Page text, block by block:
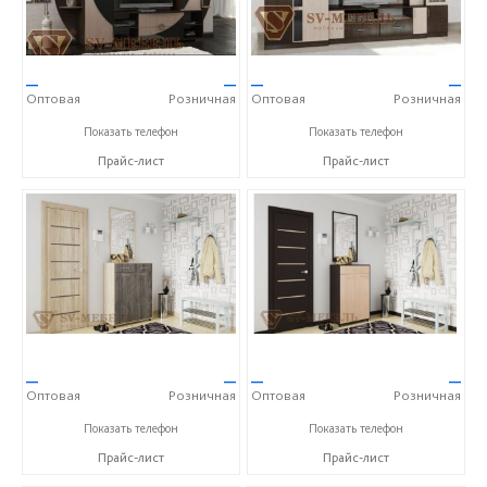
—
Оптовая
—
Розничная
+7 (800) 250-63-00
Показать телефон
Прайс-лист
—
Оптовая
—
Розничная
+7 (800) 250-63-00
Показать телефон
Прайс-лист
—
Оптовая
—
Розничная
+7 (800) 250-63-00
Показать телефон
Прайс-лист
—
Оптовая
—
Розничная
+7 (800) 250-63-00
Показать телефон
Прайс-лист